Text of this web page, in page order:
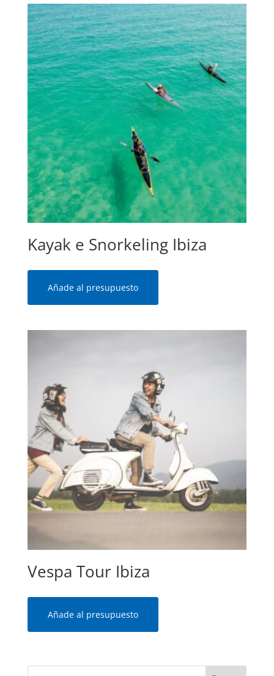
Kayak e Snorkeling Ibiza
Añade al presupuesto
Vespa Tour Ibiza
Añade al presupuesto